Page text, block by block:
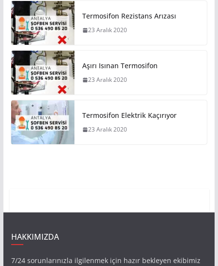
Termosifon Rezistans Arızası
23 Aralık 2020
Aşırı Isınan Termosifon
23 Aralık 2020
Termosifon Elektrik Kaçırıyor
23 Aralık 2020
HAKKIMIZDA
7/24 sorunlarınızla ilgilenmek için hazır bekleyen ekibimiz